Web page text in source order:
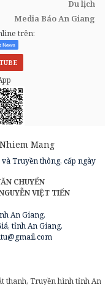
Du lịch
Media Báo An Giang
trên:
và Truyền thông, cấp ngày
CHUYỂN
VIỆT TIẾN
An Giang.
tỉnh An Giang.
thanh, Truyền hình tỉnh An